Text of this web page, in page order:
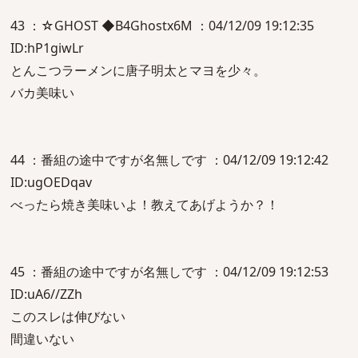
43 ：☆GHOST ◆B4Ghostx6M ：04/12/09 19:12:35
ID:hP1giwLr
とんこつラーメンに唐子明太とマヨを少々。
バカ美味い
44 ：番組の途中ですが名無しです ：04/12/09 19:12:42
ID:ugOEDqav
べったら焼き美味いよ！教えてあげようか？！
45 ：番組の途中ですが名無しです ：04/12/09 19:12:53
ID:uA6//ZZh
このスレは伸びない
間違いない